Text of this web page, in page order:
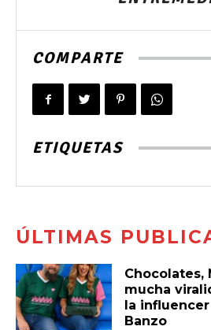
COMPARTE
ETIQUETAS
ÚLTIMAS
Chocolates,
mucha
la
Banzo